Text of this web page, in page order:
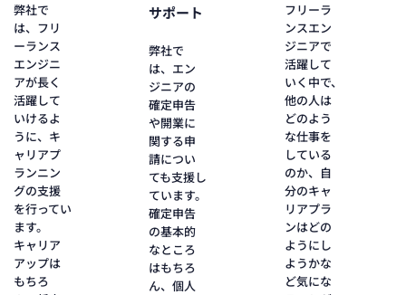
弊社で
は、フリ
ーランス
エンジニ
アが長く
活躍して
いけるよ
うに、キ
ャリアプ
ランニン
グの支援
を行ってい
ます。
キャリア
アップは
もちろ
サポート
弊社で
は、エン
ジニアの
確定申告
や開業に
関する申
請につい
ても支援し
ています。
確定申告
の基本的
なところ
はもちろ
ん、個人
フリーラ
ンスエン
ジニアで
活躍して
いく中で、
他の人は
どのよう
な仕事を
している
のか、自
分のキャ
リアプラ
ンはどの
ようにし
ようかな
ど気にな